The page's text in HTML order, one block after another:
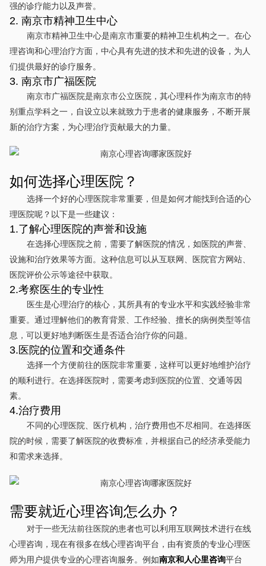
强的诊疗能力以及声誉。
2. 南京市精神卫生中心
南京市精神卫生中心是南京市重要的精神卫生机构之一。在心
理咨询和心理治疗方面，中心具有先进的技术和先进的设备，为人
们提供最好的诊疗服务。
3. 南京市广福医院
南京市广福医院是南京市公立医院，其心理科作为南京市的特
别重点学科之一，自设立以来就致力于患者的健康服务，不断开展
新的治疗方案，为心理治疗贡献最大的力量。
如何选择心理医院？
选择一个好的心理医院非常重要，但是如何才能找到合适的心
理医院呢？以下是一些建议：
1.了解心理医院的声誉和设施
在选择心理医院之前，需要了解医院的情况，如医院的声誉、
设施和治疗效果等方面。这种信息可以从互联网、医院官方网站、
医院评价公示等途径中获取。
2.考察医生的专业性
医生是心理治疗的核心，其所具有的专业水平和实践经验非常
重要。通过理解他们的教育背景、工作经验、擅长的病例类型等信
息，可以更好地判断医生是否适合治疗你的问题。
3.医院的位置和交通条件
选择一个方便前往的医院非常重要，这样可以更好地维护治疗
的顺利进行。在选择医院时，需要考虑到医院的位置、交通等因
素。
4.治疗费用
不同的心理医院、医疗机构，治疗费用也不尽相同。在选择医
院的时候，需要了解医院的收费标准，并根据自己的经济承受能力
和需求来选择。
需要就近心理咨询怎么办？
对于一些无法前往医院的患者也可以利用互联网技术进行在线
心理咨询，现在有很多在线心理咨询平台，由有资质的专业心理医
师为用户提供专业的心理咨询服务。例如南京和人心里咨询平台